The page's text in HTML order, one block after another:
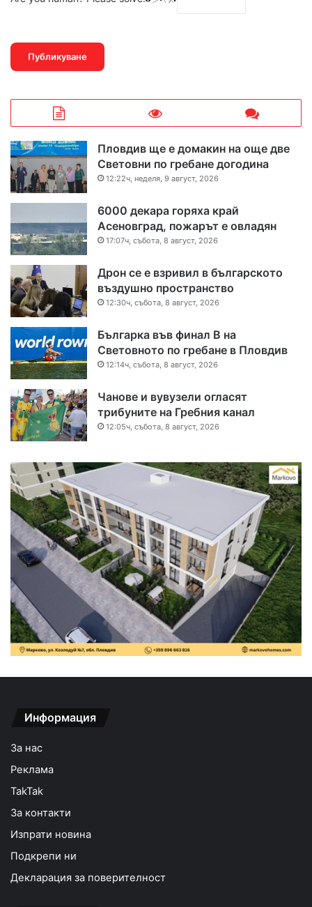
Пловдив ще е домакин на още две
Световни по гребане догодина
12:22ч, неделя, 9 август, 2026
6000 декара горяха край
Асеновград, пожарът е овладян
17:07ч, събота, 8 август, 2026
Дрон се е взривил в българското
въздушно пространство
12:30ч, събота, 8 август, 2026
Българка във финал B на
Световното по гребане в Пловдив
12:14ч, събота, 8 август, 2026
Чанове и вувузели огласят
трибуните на Гребния канал
12:05ч, събота, 8 август, 2026
Информация
За нас
Реклама
TakTak
За контакти
Изпрати новина
Подкрепи ни
Декларация за поверителност